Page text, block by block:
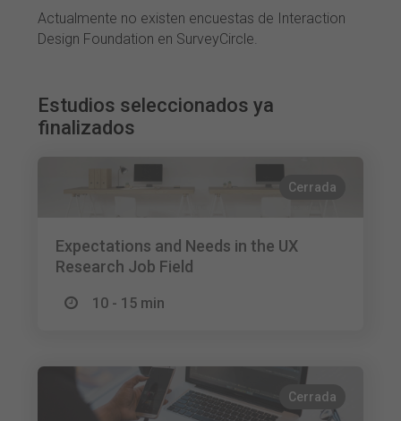
Actualmente no existen encuestas de Interaction
Design Foundation en SurveyCircle.
Estudios seleccionados ya
finalizados
Cerrada
Expectations and Needs in the UX
Research Job Field
10 - 15 min
Cerrada